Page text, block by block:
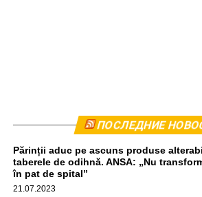
Комбайн был остановлен
метрах от места происшествия.
на алкоголь, результат оказался
передаёт unimedia.info. Все
выясняются.
ПОСЛЕДНИЕ
Părinții aduc pe ascuns produse
taberele de odihnă. ANSA: „Nu
în pat de spital”
21.07.2023